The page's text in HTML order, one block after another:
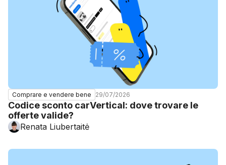
Comprare e vendere bene 29/07/2026
Codice sconto carVertical: dove trovare le
offerte valide?
Renata Liubertaitė